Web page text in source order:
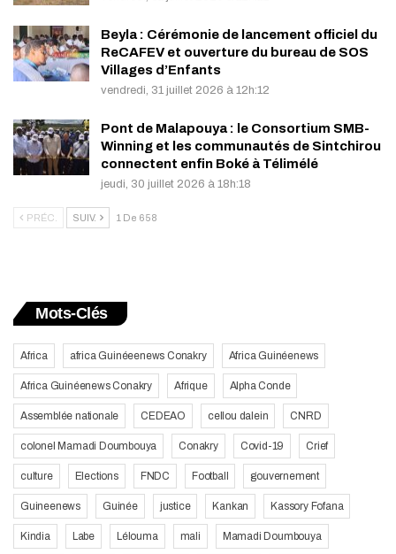
Beyla : Cérémonie de lancement officiel du
ReCAFEV et ouverture du bureau de SOS
Villages d’Enfants
vendredi, 31 juillet 2026 à 12h:12
Pont de Malapouya : le Consortium SMB-
Winning et les communautés de Sintchirou
connectent enfin Boké à Télimélé
jeudi, 30 juillet 2026 à 18h:18
PRÉC. SUIV. 1 De 658
Mots-Clés
Africa africa Guinéeenews Conakry Africa Guinéenews
Africa Guinéenews Conakry Afrique Alpha Conde
Assemblée nationale CEDEAO cellou dalein CNRD
colonel Mamadi Doumbouya Conakry Covid-19 Crief
culture Elections FNDC Football gouvernement
Guineenews Guinée justice Kankan Kassory Fofana
Kindia Labe Lélouma mali Mamadi Doumbouya